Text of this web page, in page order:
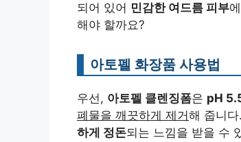
되어 있어 민감한 여드름 피부
해야 할까요?
아토펠 화장품 사용법
우선, 아토펠 클렌징폼은 pH
폐물을 깨끗하게 제거해 줍니
하게 정돈되는 느낌을 받을 수